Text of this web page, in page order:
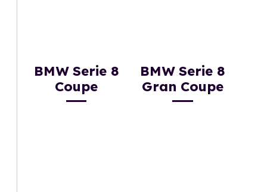
BMW Serie 8
Coupe
BMW Serie 8
Gran Coupe